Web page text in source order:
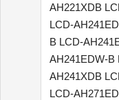
AH221XDB
LCD-
B LCD-
AH241EDW-B
AH241XDB
LCD-